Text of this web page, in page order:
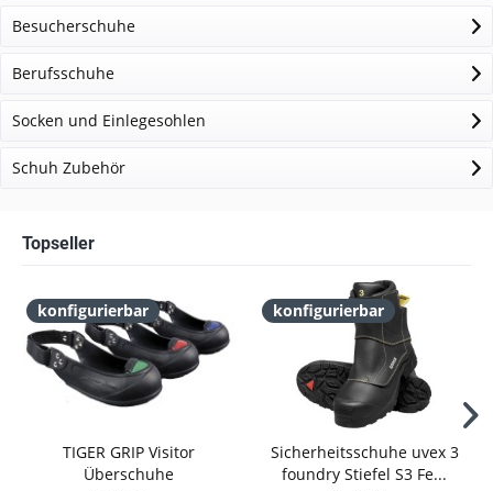
Besucherschuhe
Berufsschuhe
Socken und Einlegesohlen
Schuh Zubehör
Topseller
konfigurierbar
TIGER GRIP Visitor
Überschuhe
konfigurierbar
Sicherheitsschuhe uvex 3
foundry Stiefel S3 Fe...